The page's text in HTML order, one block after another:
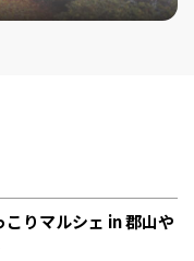
こりマルシェ in 郡山や